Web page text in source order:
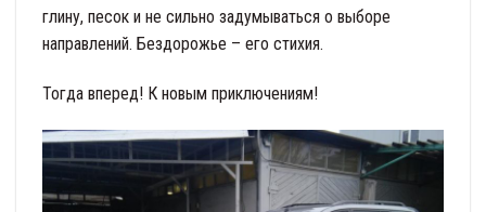
глину, песок и не сильно задумываться о выборе
направлений. Бездорожье – его стихия.
Тогда вперед! К новым приключениям!